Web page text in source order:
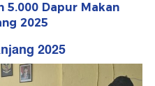
5.000 Dapur Makan
2025
2025